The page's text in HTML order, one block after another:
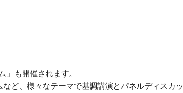
」も開催されます。
ど、様々なテーマで基調講演とパネルディスカッ